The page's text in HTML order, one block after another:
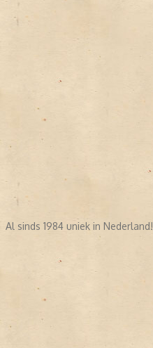
Al sinds 1984 uniek in Nederland!